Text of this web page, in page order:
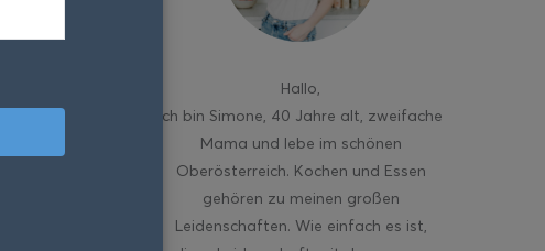
Hallo
ich bin Simone, 40 Jahre alt, zweifache
Mama und lebe im schönen
Oberösterreich. Kochen und Essen
gehören zu meinen großen
Leidenschaften. Wie einfach es ist,